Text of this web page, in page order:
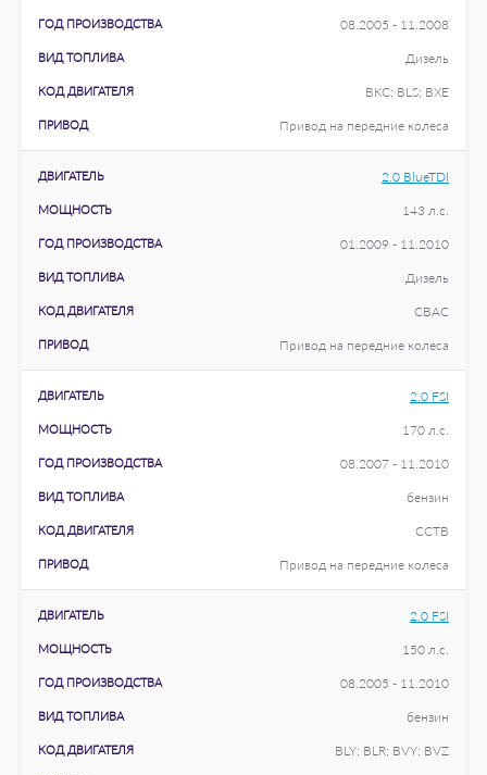
ГОД ПРОИЗВОДСТВА 08.2005 - 11.2008
ВИД ТОПЛИВА Дизель
КОД ДВИГАТЕЛЯ BKC; BLS; BXE
ПРИВОД Привод на передние колеса
ДВИГАТЕЛЬ 2.0 BlueTDI
МОЩНОСТЬ 143 л.с.
ГОД ПРОИЗВОДСТВА 01.2009 - 11.2010
ВИД ТОПЛИВА Дизель
КОД ДВИГАТЕЛЯ CBAC
ПРИВОД Привод на передние колеса
ДВИГАТЕЛЬ 2.0 FSI
МОЩНОСТЬ 170 л.с.
ГОД ПРОИЗВОДСТВА 08.2007 - 11.2010
ВИД ТОПЛИВА бензин
КОД ДВИГАТЕЛЯ CCTB
ПРИВОД Привод на передние колеса
ДВИГАТЕЛЬ 2.0 FSI
МОЩНОСТЬ 150 л.с.
ГОД ПРОИЗВОДСТВА 08.2005 - 11.2010
ВИД ТОПЛИВА бензин
КОД ДВИГАТЕЛЯ BLY; BLR; BVY; BVZ